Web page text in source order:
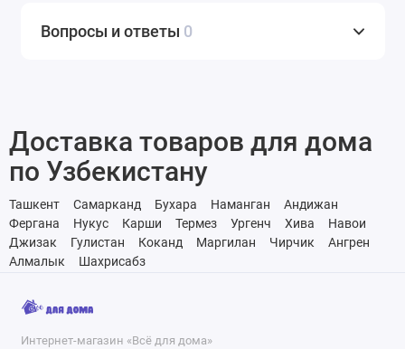
Вопросы и ответы 0
Доставка товаров для дома
по Узбекистану
Ташкент Самарканд Бухара Наманган
Андижан
Фергана
Нукус Карши Термез Ургенч Хива
Навои
Джизак
Гулистан Коканд Маргилан Чирчик
Ангрен
Алмалык
Шахрисабз
Интернет-магазин «Всё для дома»